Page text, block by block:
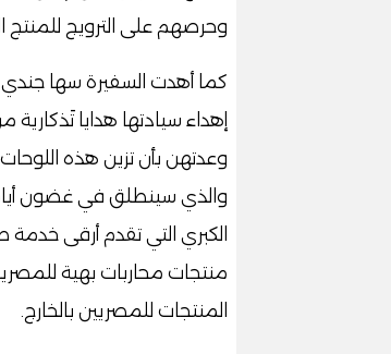
وحرصهم على الترويج للمنتج
كما أهدت السفيرة سها جندي
إهداء سيادتها هدايا
وعدتهن بأن تزين هذه اللوحات
والذي سينطلق في غضون
الكبري التي تقدم أرقى
منتجات محاربات بهية
المنتجات للمصريين بالخارج.